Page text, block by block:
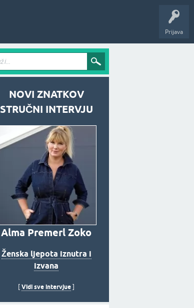
Prijava
NOVI ZNATKOV
STRUČNI INTERVJU
Alma Premerl Zoko
Ženska ljepota iznutra i
izvana
Vidi sve intervjue